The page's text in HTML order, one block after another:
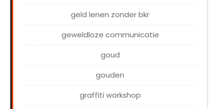
geld lenen zonder bkr
geweldloze communicatie
goud
gouden
graffiti workshop